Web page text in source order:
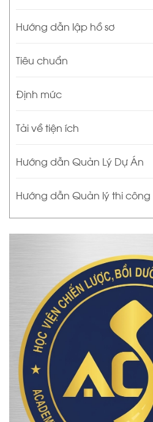
Hướng dẫn lập hồ sơ
Tiêu chuẩn
Định mức
Tải về tiện ích
Hướng dẫn Quản Lý Dự Án
Hướng dẫn Quản lý thi công